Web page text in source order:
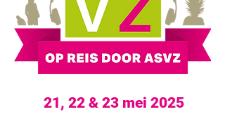
21, 22 & 23 mei 2025